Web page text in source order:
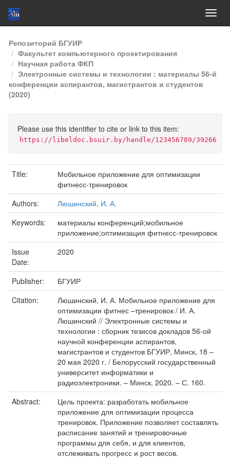
Skip
navigation
Репозиторий БГУИР
Факультет компьютерного проектирования
Научная работа ФКП
Электронные системы и технологии : материалы 56-й
конференции аспирантов, магистрантов и студентов
(2020)
Please use this identifier to cite or link to this item:
https://libeldoc.bsuir.by/handle/123456789/39266
Title:
Мобильное приложение для оптимизации
фитнесс-тренировок
Authors:
Люшинский, И. А.
Keywords:
материалы конференций;мобильное
приложение;оптимизация фитнесс-тренировок
Issue
Date:
2020
Publisher:
БГУИР
Citation:
Люшинский, И. А. Мобильное приложение для
оптимизации фитнес –тренировок / И. А.
Люшинский // Электронные системы и
технологии : сборник тезисов докладов 56-ой
научной конференции аспирантов,
магистрантов и студентов БГУИР, Минск, 18 –
20 мая 2020 г. / Белорусский государственный
университет информатики и
радиоэлектроники. – Минск, 2020. – С. 160.
Abstract:
Цель проекта: разработать мобильное
приложение для оптимизации процесса
тренировок. Приложение позволяет составлять
расписание занятий и тренировочные
программы для себя, и для клиентов,
отслеживать прогресс и рост весов.